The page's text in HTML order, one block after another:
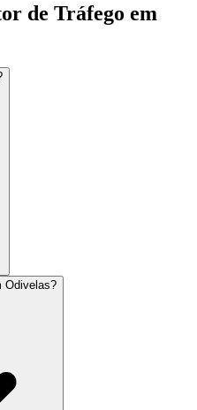
de Tráfego em
Odivelas?